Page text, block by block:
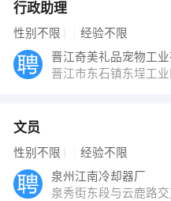
行政助理
性别不限 经验不限
晋江奇美礼品宠物工业
晋江市东石镇东埕工业
文员
性别不限 经验不限
泉州江南冷却器厂
泉秀街东段与云鹿路